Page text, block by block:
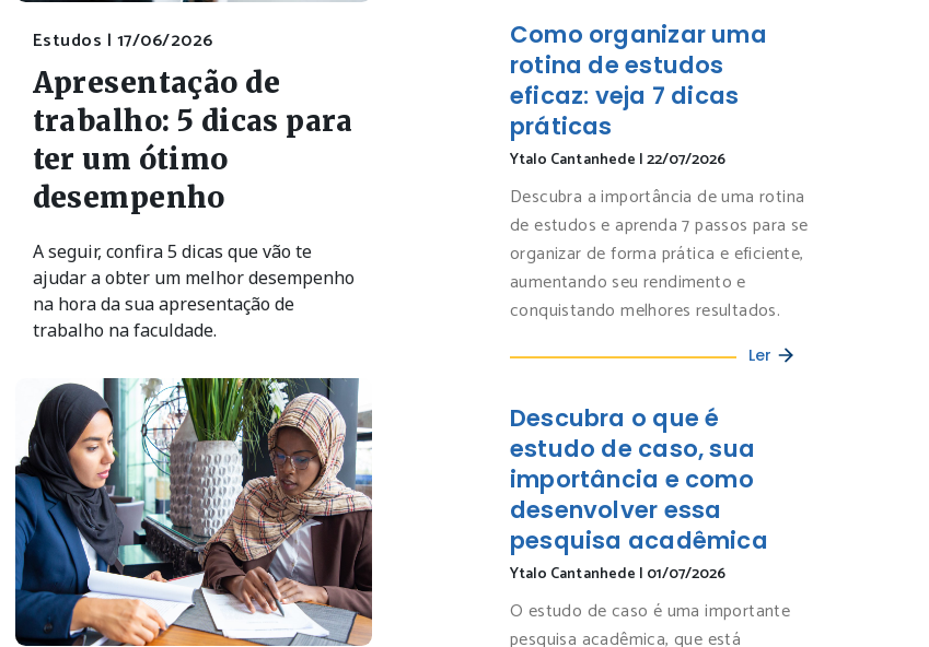
Estudos | 17/06/2026
Apresentação de
trabalho: 5 dicas para
ter um ótimo
desempenho
A seguir, confira 5 dicas que vão te
ajudar a obter um melhor desempenho
na hora da sua apresentação de
trabalho na faculdade.
Como organizar uma
rotina de estudos
eficaz: veja 7 dicas
práticas
Ytalo Cantanhede |22/07/2026
Descubra a importância de uma rotina
de estudos e aprenda 7 passos para se
organizar de forma prática e eficiente,
aumentando seu rendimento e
conquistando melhores resultados.
Ler
Descubra o que é
estudo de caso, sua
importância e como
desenvolver essa
pesquisa acadêmica
Ytalo Cantanhede | 01/07/2026
O estudo de caso é uma importante
pesquisa acadêmica, que está